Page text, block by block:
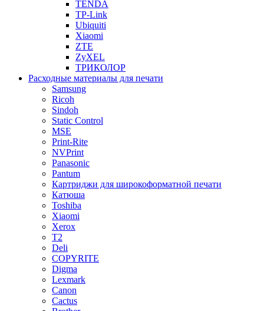
TENDA
TP-Link
Ubiquiti
Xiaomi
ZTE
ZyXEL
ТРИКОЛОР
Расходные материалы для печати
Samsung
Ricoh
Sindoh
Static Control
MSE
Print-Rite
NVPrint
Panasonic
Pantum
Картриджи для широкоформатной печати
Катюша
Toshiba
Xiaomi
Xerox
T2
Deli
COPYRITE
Digma
Lexmark
Canon
Cactus